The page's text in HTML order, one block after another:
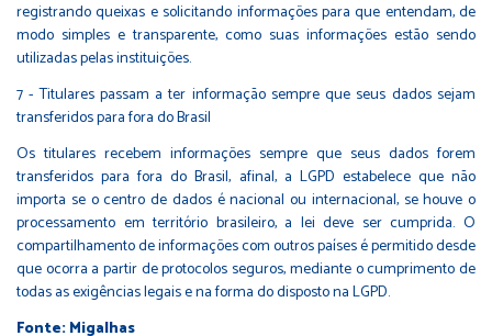
registrando queixas e solicitando informações para que entendam, de
modo simples e transparente, como suas informações estão sendo
utilizadas pelas instituições.
7 - Titulares passam a ter informação sempre que seus dados sejam
transferidos para fora do Brasil
Os titulares recebem informações sempre que seus dados forem
transferidos para fora do Brasil, afinal, a LGPD estabelece que não
importa se o centro de dados é nacional ou internacional, se houve o
processamento em território brasileiro, a lei deve ser cumprida. O
compartilhamento de informações com outros países é permitido desde
que ocorra a partir de protocolos seguros, mediante o cumprimento de
todas as exigências legais e na forma do disposto na LGPD.
Fonte: Migalhas